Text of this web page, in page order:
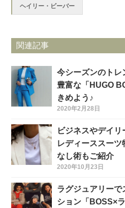
ヘイリー・ビーバー
関連記事
今シーズンのトレ
豊富な「HUGO
きめよう♪
2020年2月28日
ビジネスやデイ
レディーススーツ
なし術もご紹介
2020年10月23日
ラグジュアリー
ション「BOSS×